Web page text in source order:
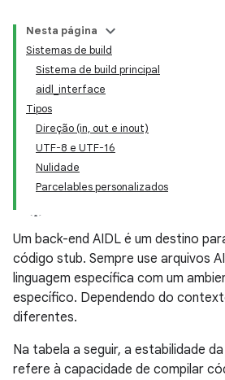
Nesta página
Sistemas de build
Sistema de build principal
aidl_interface
Tipos
Direção (in, out e inout)
UTF-8 e UTF-16
Nulidade
Parcelables personalizados
Um back-end AIDL é um destino
código stub. Sempre use arquivos
linguagem específica com um
específico. Dependendo do
diferentes.
Na tabela a seguir, a estabilidade
refere à capacidade de compilar